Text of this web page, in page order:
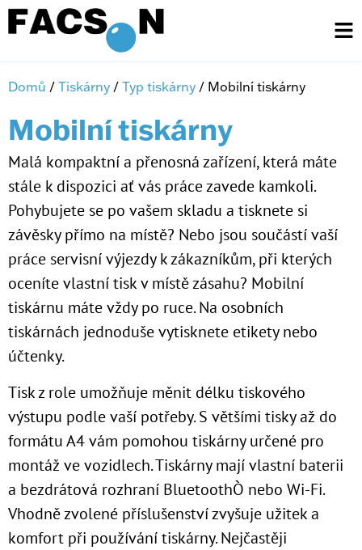
Domů /Tiskárny /Typ tiskárny / Mobilní tiskárny
Mobilní tiskárny
Malá kompaktní a přenosná zařízení, která máte
stále k dispozici ať vás práce zavede kamkoli.
Pohybujete se po vašem skladu a tisknete si
závěsky přímo na místě? Nebo jsou součástí vaší
práce servisní výjezdy k zákazníkům, při kterých
oceníte vlastní tisk v místě zásahu? Mobilní
tiskárnu máte vždy po ruce. Na osobních
tiskárnách jednoduše vytisknete etikety nebo
účtenky.
Tisk z role umožňuje měnit délku tiskového
výstupu podle vaší potřeby. S většími tisky až do
formátu A4 vám pomohou tiskárny určené pro
montáž ve vozidlech. Tiskárny mají vlastní baterii
a bezdrátová rozhraní BluetoothÒ nebo Wi-Fi.
Vhodně zvolené příslušenství zvyšuje užitek a
komfort při používání tiskárny. Nejčastěji